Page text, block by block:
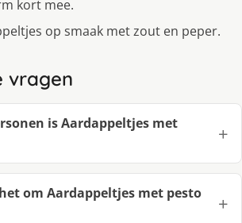
kort mee.
op smaak met zout en peper.
vragen
is Aardappeltjes met
om Aardappeltjes met pesto